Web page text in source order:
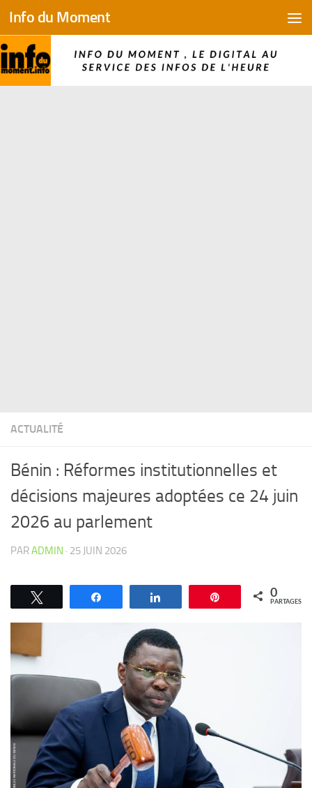
Skip to content
Info du Moment
ACTUALITÉ
Bénin : Réformes institutionnelles et
décisions majeures adoptées ce 24 juin
2026 au parlement
PARADMIN · 25 JUIN 2026
Épingle 0
PARTAGES